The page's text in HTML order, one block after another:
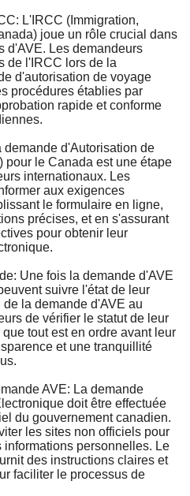
L'IRCC (Immigration,
joue un rôle crucial dans
d'AVE. Les demandeurs
de l'IRCC lors de la
d'autorisation de voyage
procédures établies par
rapide et conforme
d'Autorisation de
pour le Canada est une étape
internationaux. Les
aux exigences
le formulaire en ligne,
précises, et en s'assurant
pour obtenir leur
Une fois la demande d'AVE
suivre l'état de leur
la demande d'AVE au
de vérifier le statut de leur
tout est en ordre avant leur
et une tranquillité
AVE: La demande
doit être effectuée
du gouvernement canadien.
les sites non officiels pour
personnelles. Le
des instructions claires et
faciliter le processus de